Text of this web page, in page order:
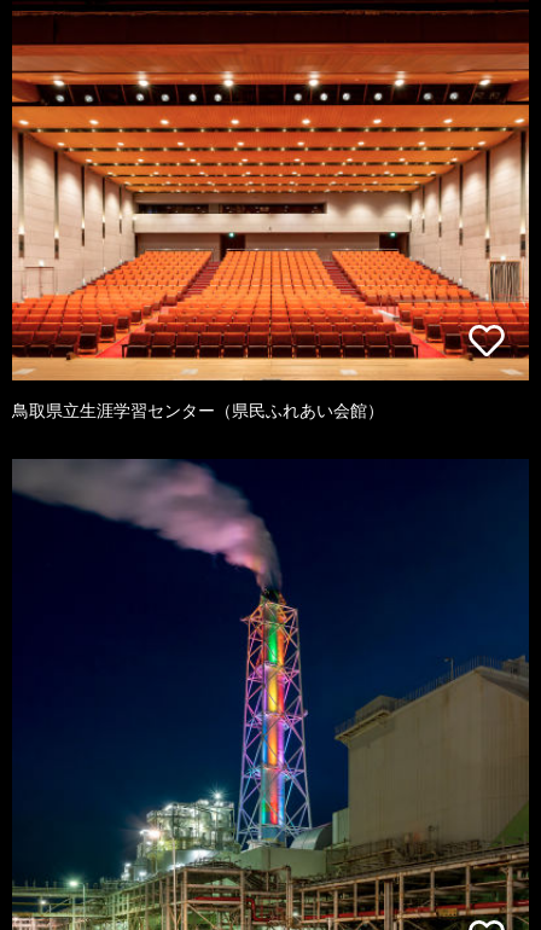
鳥取県立生涯学習センター（県民ふれあい会館）